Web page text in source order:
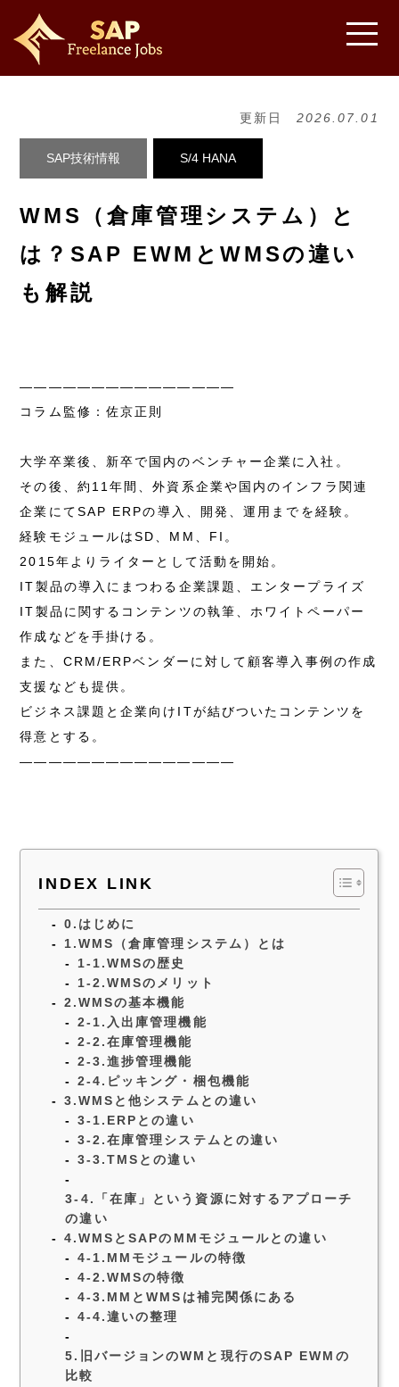
SAP技術情報 S/4 HANA
更新日 2026.07.01
WMS（倉庫管理システム）と
は？SAP EWMとWMSの違い
も解説
———————————————
コラム監修：佐京正則
大学卒業後、新卒で国内のベンチャー企業に入社。
その後、約11年間、外資系企業や国内のインフラ関連
企業にてSAP ERPの導入、開発、運用までを経験。
経験モジュールはSD、MM、FI。
2015年よりライターとして活動を開始。
IT製品の導入にまつわる企業課題、エンタープライズ
IT製品に関するコンテンツの執筆、ホワイトペーパー
作成などを手掛ける。
また、CRM/ERPベンダーに対して顧客導入事例の作成
支援なども提供。
ビジネス課題と企業向けITが結びついたコンテンツを
得意とする。
———————————————
INDEX LINK
0.はじめに
1.WMS（倉庫管理システム）とは
1-1.WMSの歴史
1-2.WMSのメリット
2.WMSの基本機能
2-1.入出庫管理機能
2-2.在庫管理機能
2-3.進捗管理機能
2-4.ピッキング・梱包機能
3.WMSと他システムとの違い
3-1.ERPとの違い
3-2.在庫管理システムとの違い
3-3.TMSとの違い
3-4.「在庫」という資源に対するアプローチ
の違い
4.WMSとSAPのMMモジュールとの違い
4-1.MMモジュールの特徴
4-2.WMSの特徴
4-3.MMとWMSは補完関係にある
4-4.違いの整理
5.旧バージョンのWMと現行のSAP EWMの
比較